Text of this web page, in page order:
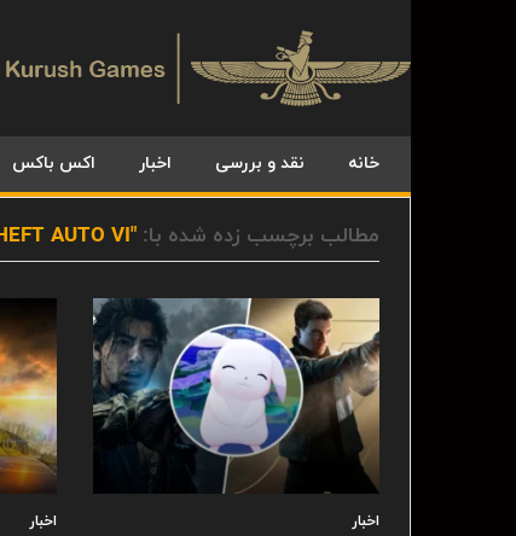
خانه نقد و بررسی اخبار اکس باکس
مطالب برچسب زده شده با: "GRAND THEFT AUTO VI"
اخبار اخبار